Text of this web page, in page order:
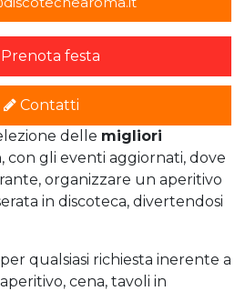
Prenota festa
Contatti
delle migliori
, con gli eventi aggiornati, dove
organizzare un aperitivo
in discoteca, divertendosi
qualsiasi richiesta inerente a
cena, tavoli in